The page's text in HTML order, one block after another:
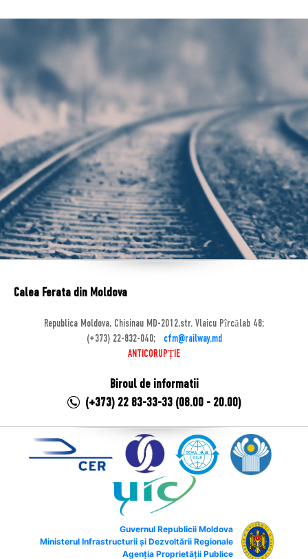
Calea Ferata din Moldova
Republica Moldova, Chisinau MD-2012,str. Vlaicu Pîrcălab 48;
(+373) 22-832-040;
cfm@railway.md
ANTICORUPȚIE
Biroul de informatii
(+373) 22 83-33-33 (08.00 - 20.00)
Guvernul Republicii Moldova
Ministerul Infrastructurii și Dezvoltării Regionale
Agenția Proprietății Publice